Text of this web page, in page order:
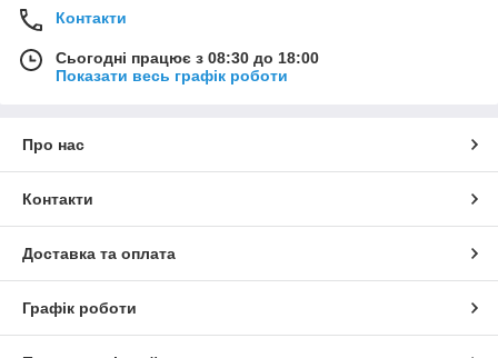
Контакти
Сьогодні працює з 08:30 до 18:00
Показати весь графік роботи
Про нас
Контакти
Доставка та оплата
Графік роботи